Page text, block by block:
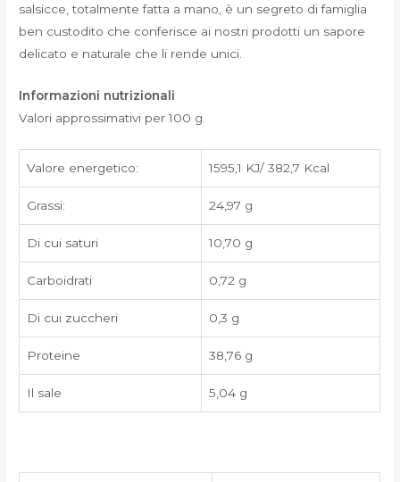
salsicce, totalmente fatta a mano, è un segreto di famiglia
ben custodito che conferisce ai nostri prodotti un sapore
delicato e naturale che li rende unici.
Informazioni nutrizionali
Valori approssimativi per 100 g.
Valore energetico: 1595,1 KJ/ 382,7 Kcal
Grassi: 24,97 g
Di cui saturi 10,70 g
Carboidrati 0,72 g
Di cui zuccheri 0,3 g
Proteine 38,76 g
Il sale 5,04 g